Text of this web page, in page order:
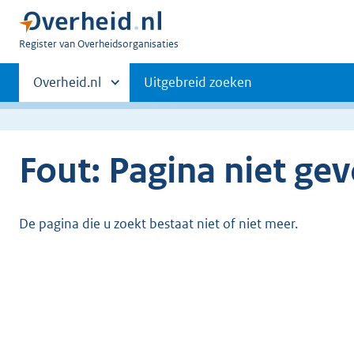
U
Register van Overheidsorganisaties
Primaire
navigatie
Andere
sites
Overheid.nl Uitgebreid zoeken
Fout: Pagina niet
De pagina die u zoekt bestaat niet of niet meer.